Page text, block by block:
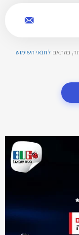
בהתאם לתנאי השימוש